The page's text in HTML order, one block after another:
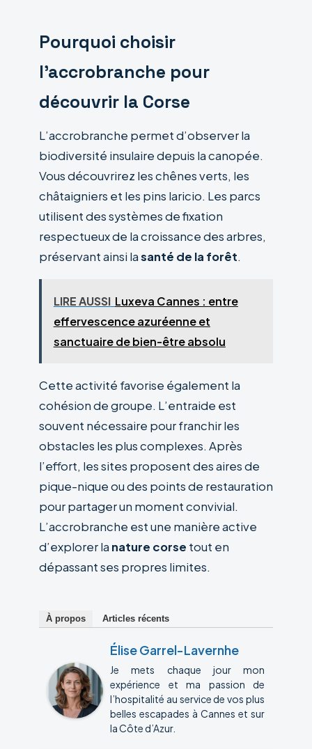
Pourquoi choisir
l’accrobranche pour
découvrir la Corse
L’accrobranche permet d’observer la
biodiversité insulaire depuis la canopée.
Vous découvrirez les chênes verts, les
châtaigniers et les pins laricio. Les parcs
utilisent des systèmes de fixation
respectueux de la croissance des arbres,
préservant ainsi lasanté de la forêt.
LIRE AUSSI Luxeva Cannes : entre
effervescence azuréenne et
sanctuaire de bien-être absolu
Cette activité favorise également la
cohésion de groupe. L’entraide est
souvent nécessaire pour franchir les
obstacles les plus complexes. Après
l’effort, les sites proposent des aires de
pique-nique ou des points de restauration
pour partager un moment convivial.
L’accrobranche est une manière active
d’explorer la nature corse tout en
dépassant ses propres limites.
À propos Articles récents
Élise Garrel-Lavernhe
Je mets chaque jour mon
expérience et ma passion de
l’hospitalité au service de vos plus
belles escapades à Cannes et sur
la Côte d’Azur.